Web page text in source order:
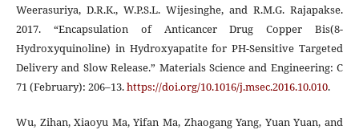
Weerasuriya, D.R.K., W.P.S.L. Wijesinghe, and R.M.G. Rajapakse.
2017. “Encapsulation of Anticancer Drug Copper Bis(8-
Hydroxyquinoline) in Hydroxyapatite for PH-Sensitive Targeted
Delivery and Slow Release.” Materials Science and Engineering: C
71 (February): 206–13.https://doi.org/10.1016/j.msec.2016.10.010.
Wu, Zihan, Xiaoyu Ma, Yifan Ma, Zhaogang Yang, Yuan Yuan, and